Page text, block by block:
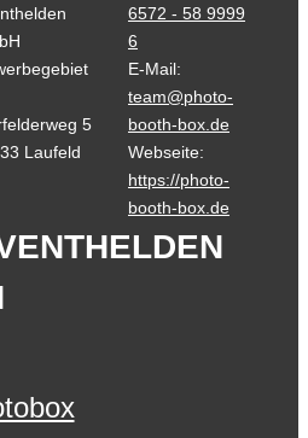
5
Laufeld
6572 - 58 9999
6
E-Mail:
team@photo-
booth-box.de
Webseite:
https://photo-
booth-box.de